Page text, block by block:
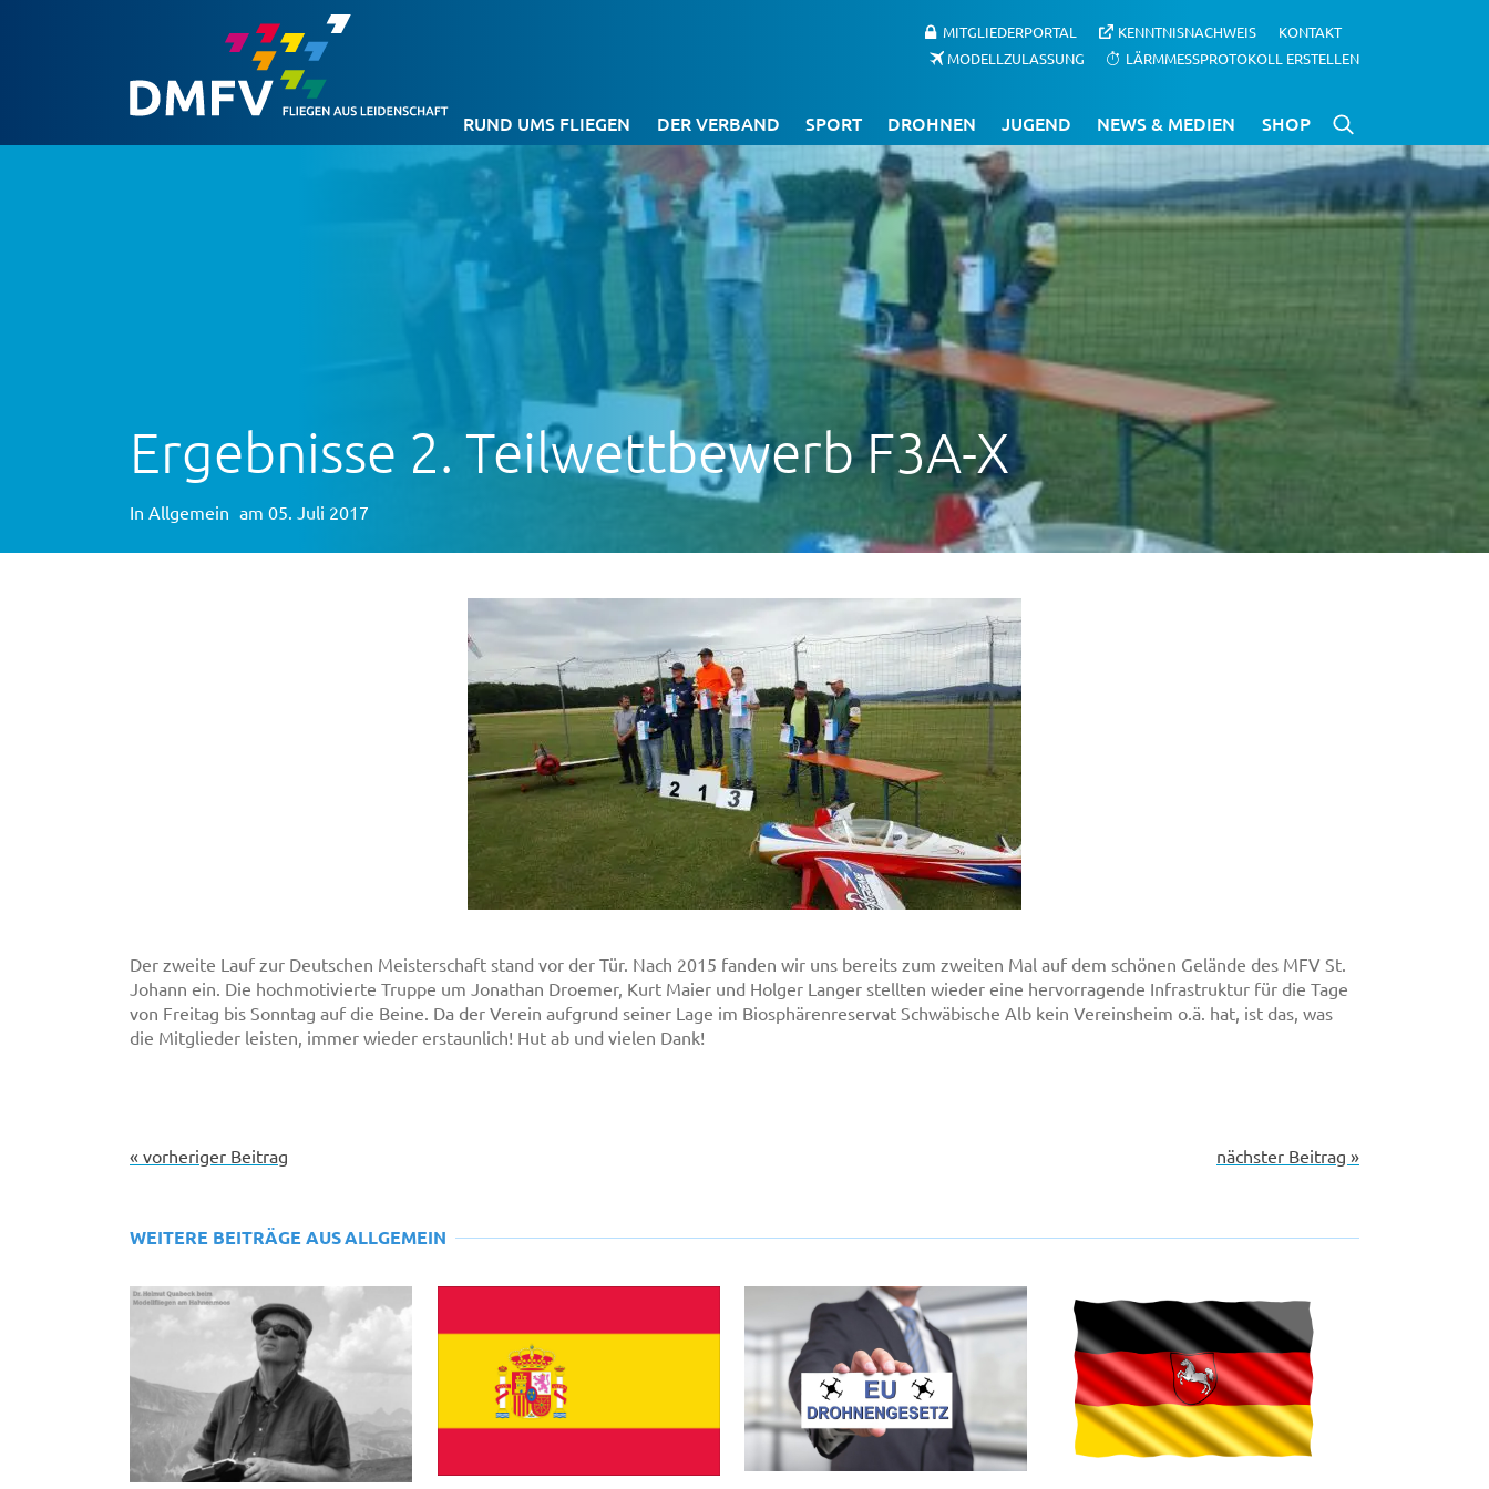
MITGLIEDERPORTAL KENNTNISNACHWEIS
KONTAKT
MODELLZULASSUNG
LÄRMMESSPROTOKOLL ERSTELLEN
RUND UMS FLIEGEN DER VERBAND SPORT DROHNEN JUGEND NEWS & MEDIEN SHOP
Ergebnisse 2. Teilwettbewerb F3A-X
In Allgemein am 05. Juli 2017
Der zweite Lauf zur Deutschen Meisterschaft stand vor der Tür. Nach 2015 fanden wir uns bereits zum zweiten Mal auf dem schönen Gelände des MFV St.
Johann ein. Die hochmotivierte Truppe um Jonathan Droemer, Kurt Maier und Holger Langer stellten wieder eine hervorragende Infrastruktur für die Tage
von Freitag bis Sonntag auf die Beine. Da der Verein aufgrund seiner Lage im Biosphärenreservat Schwäbische Alb kein Vereinsheim o.ä. hat, ist das, was
die Mitglieder leisten, immer wieder erstaunlich! Hut ab und vielen Dank!
« vorheriger Beitrag nächster Beitrag »
WEITERE BEITRÄGE AUSALLGEMEIN